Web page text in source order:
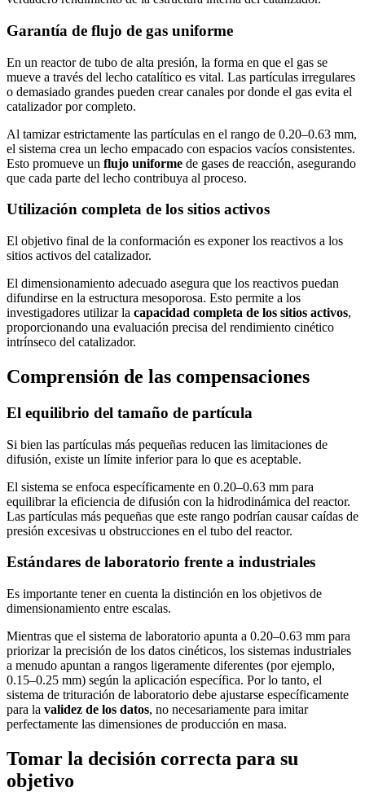
Garantía de flujo de gas uniforme
En un reactor de tubo de alta presión, la forma en que el gas se
mueve a través del lecho catalítico es vital. Las partículas irregulares
o demasiado grandes pueden crear canales por donde el gas evita el
catalizador por completo.
Al tamizar estrictamente las partículas en el rango de 0.20–0.63 mm,
el sistema crea un lecho empacado con espacios vacíos consistentes.
Esto promueve un flujo uniforme de gases de reacción, asegurando
que cada parte del lecho contribuya al proceso.
Utilización completa de los sitios activos
El objetivo final de la conformación es exponer los reactivos a los
sitios activos del catalizador.
El dimensionamiento adecuado asegura que los reactivos puedan
difundirse en la estructura mesoporosa. Esto permite a los
investigadores utilizar la capacidad completa de los sitios activos,
proporcionando una evaluación precisa del rendimiento cinético
intrínseco del catalizador.
Comprensión de las compensaciones
El equilibrio del tamaño de partícula
Si bien las partículas más pequeñas reducen las limitaciones de
difusión, existe un límite inferior para lo que es aceptable.
El sistema se enfoca específicamente en 0.20–0.63 mm para
equilibrar la eficiencia de difusión con la hidrodinámica del reactor.
Las partículas más pequeñas que este rango podrían causar caídas de
presión excesivas u obstrucciones en el tubo del reactor.
Estándares de laboratorio frente a industriales
Es importante tener en cuenta la distinción en los objetivos de
dimensionamiento entre escalas.
Mientras que el sistema de laboratorio apunta a 0.20–0.63 mm para
priorizar la precisión de los datos cinéticos, los sistemas industriales
a menudo apuntan a rangos ligeramente diferentes (por ejemplo,
0.15–0.25 mm) según la aplicación específica. Por lo tanto, el
sistema de trituración de laboratorio debe ajustarse específicamente
para la validez de los datos, no necesariamente para imitar
perfectamente las dimensiones de producción en masa.
Tomar la decisión correcta para su
objetivo